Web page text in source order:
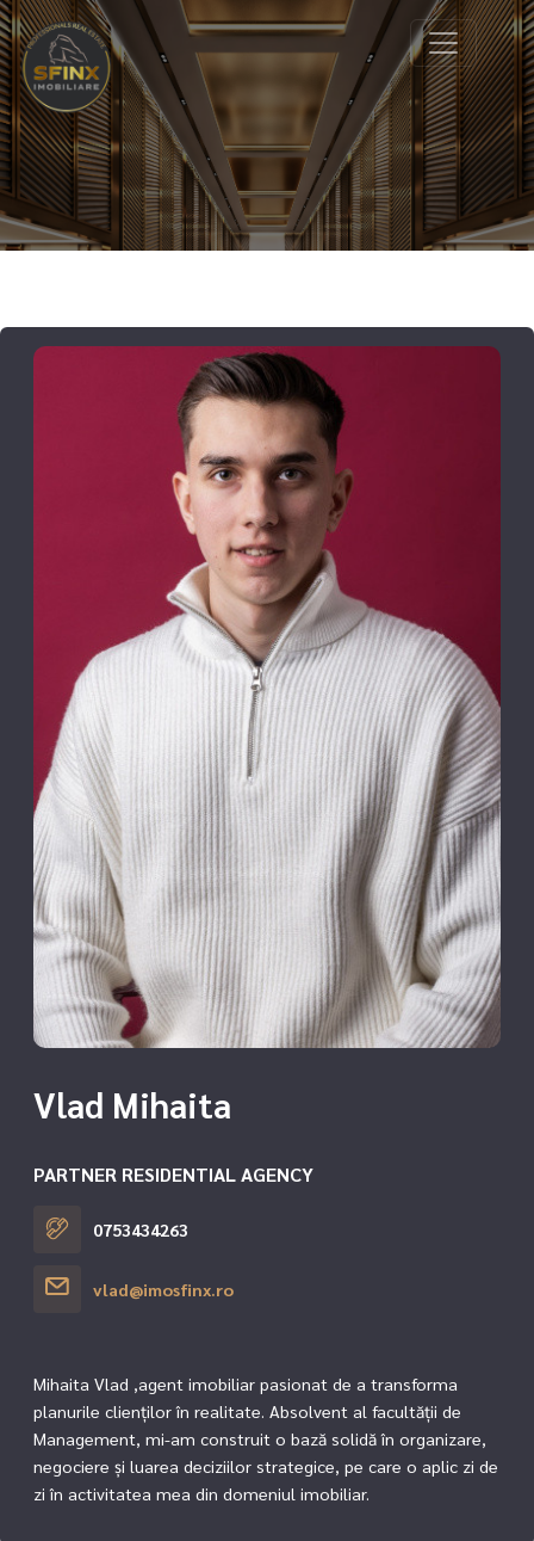
Vlad Mihaita
PARTNER RESIDENTIAL AGENCY
0753434263
vlad@imosfinx.ro
Mihaita Vlad ,agent imobiliar pasionat de a transforma
planurile clienților în realitate. Absolvent al facultății de
Management, mi-am construit o bază solidă în organizare,
negociere și luarea deciziilor strategice, pe care o aplic zi de
zi în activitatea mea din domeniul imobiliar.